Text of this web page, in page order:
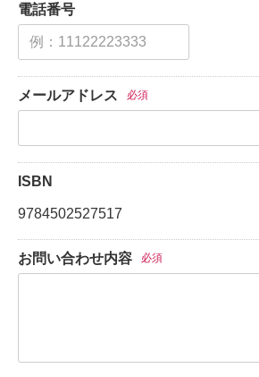
電話番号
メールアドレス 必須
ISBN
9784502527517
お問い合わせ内容 必須